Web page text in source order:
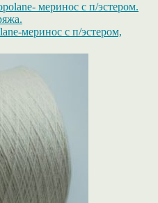
меринос с п/эстером,